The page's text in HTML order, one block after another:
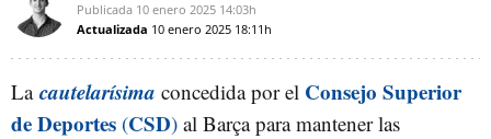
Publicada 10 enero 2025 14:03h
Actualizada 10 enero 2025 18:11h
La cautelarísima concedida por el Consejo Superior
de Deportes (CSD) al Barça para mantener las